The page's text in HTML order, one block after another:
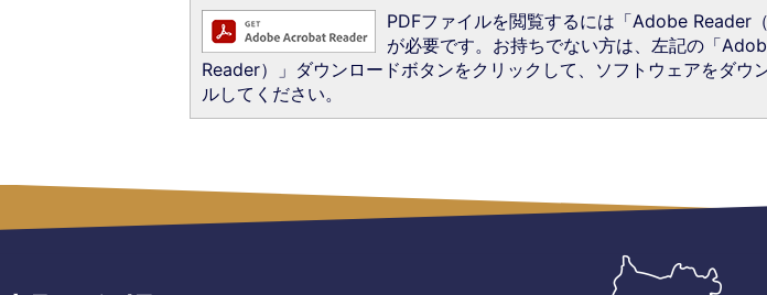
PDFファイルを閲覧するには「Adobe Reader
が必要です。お持ちでない方は、左記の「
Reader）」ダウンロードボタンをクリックして、ソフトウェアをダウ
ルしてください。